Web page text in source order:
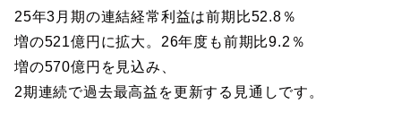
25年3月期の連結経常利益は前期比52.8％
増の521億円に拡大。26年度も前期比9.2％
増の570億円を見込み、
2期連続で過去最高益を更新する見通しです。